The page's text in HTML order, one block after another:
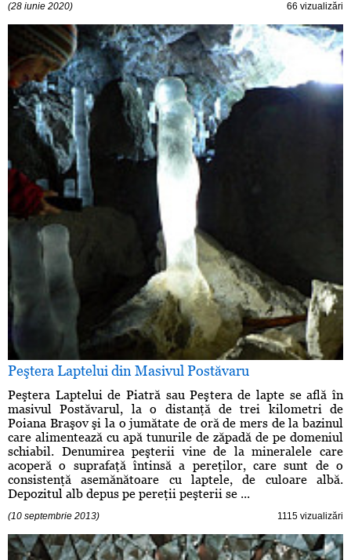
(28 iunie 2020) 66 vizualizări
Peştera Laptelui din Masivul Postăvaru
Peştera Laptelui de Piatră sau Peştera de lapte se află în
masivul Postăvarul, la o distanţă de trei kilometri de
Poiana Braşov şi la o jumătate de oră de mers de la bazinul
care alimentează cu apă tunurile de zăpadă de pe domeniul
schiabil. Denumirea peşterii vine de la mineralele care
acoperă o suprafaţă întinsă a pereţilor, care sunt de o
consistenţă asemănătoare cu laptele, de culoare albă.
Depozitul alb depus pe pereţii peşterii se ...
(10 septembrie 2013) 1115 vizualizări